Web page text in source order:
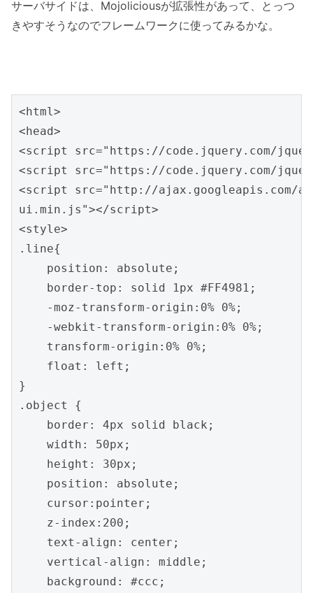
サーバサイドは、Mojoliciousが拡張性があって、とっつ
きやすそうなのでフレームワークに使ってみるかな。
<html>
<head>
<script src="https://code.jquery.com/
<script src="https://code.jquery.com/
<script src="http://ajax.googleapis.com/
ui.min.js"></script>
<style>
.line{
    position: absolute;
    border-top: solid 1px #FF4981;
    -moz-transform-origin:0% 0%;
    -webkit-transform-origin:0% 0%;
    transform-origin:0% 0%;
    float: left;
}
.object {
    border: 4px solid black;
    width: 50px;
    height: 30px;
    position: absolute;
    cursor:pointer;
    z-index:200;
    text-align: center;
    vertical-align: middle;
    background: #ccc;